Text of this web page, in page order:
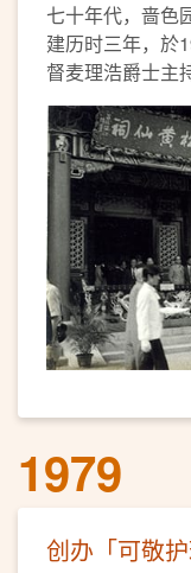
七十年代，啬色
建历时三年，於
督麦理浩爵士主
1979
创办「可敬护